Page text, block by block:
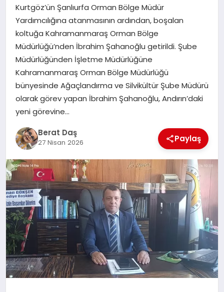
PAZARCIK
KÜNYE
Kurtgöz’ün Şanlıurfa Orman Bölge Müdür
Yardımcılığına atanmasının ardından, boşalan
koltuğa Kahramanmaraş Orman Bölge
Müdürlüğü’nden İbrahim Şahanoğlu getirildi. Şube
Müdürlüğünden İşletme Müdürlüğüne
Kahramanmaraş Orman Bölge Müdürlüğü
bünyesinde Ağaçlandırma ve Silvikültür Şube Müdürü
olarak görev yapan İbrahim Şahanoğlu, Andırın’daki
yeni görevine…
Berat Daş
27 Nisan 2026 Paylaş